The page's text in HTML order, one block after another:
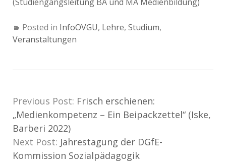
Posted in InfoOVGU, Lehre, Studium,
Veranstaltungen
Previous Post: Frisch erschienen:
„Medienkompetenz – Ein Beipackzettel“ (Iske,
Barberi 2022)
Next Post: Jahrestagung der DGfE-
Kommission Sozialpädagogik